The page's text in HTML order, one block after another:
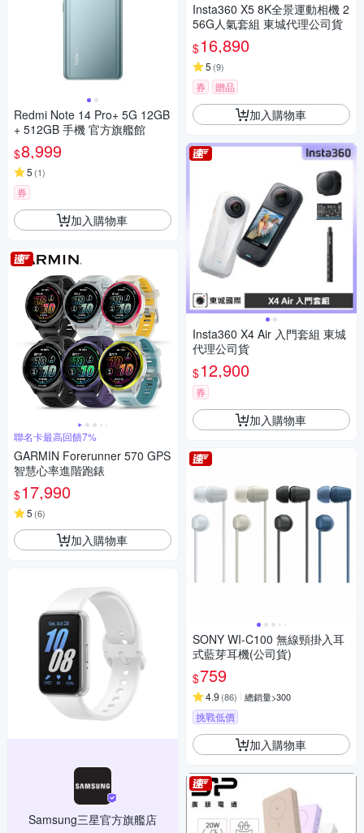
Redmi Note 14 Pro+ 5G 12GB
+ 512GB 手機 官方旗艦館
$8,999
5 (1)
券
加入購物車
聯名卡最高回饋7%
GARMIN Forerunner 570 GPS
智慧心率進階跑錶
$17,990
5 (6)
加入購物車
Samsung三星官方旗艦店
Insta360 X5 8K全景運動相機 2
56G人氣套組 東城代理公司貨
$16,890
5 (9)
券 贈品
加入購物車
Insta360 X4 Air 入門套組 東城
代理公司貨
$12,900
券
加入購物車
SONY WI-C100 無線頸掛入耳
式藍芽耳機(公司貨)
$759
4.9 (86) 總銷量>300
挑戰低價
加入購物車